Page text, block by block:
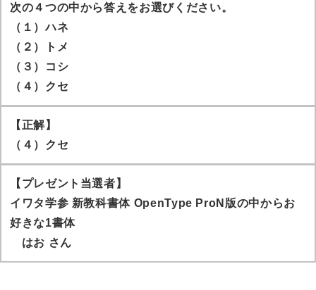
次の４つの中から答えをお選びください。
（１）ハネ
（２）トメ
（３）コシ
（４）クセ
【正解】
（４）クセ
【プレゼント当選者】
イワタ学参 新教科書体 OpenType ProN版の中からお
好きな1書体
はお さん